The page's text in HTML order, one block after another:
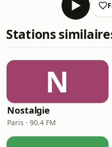
Stations
N
Nostalgie
Paris · 90.4 FM